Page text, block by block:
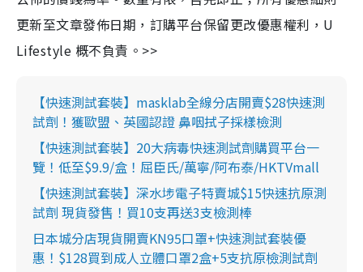
更新至文章發佈日期，訂購平台保留更改優惠權利，U
Lifestyle 概不負責。>>
【快速測試套裝】masklab全線分店開賣$28快速測
試劑！獲歐盟、英國認證 鼻咽拭子採樣檢測
【快速測試套裝】20大病毒快速測試劑購買平台一
覽！低至$9.9/盒！屈臣氏/萬寧/阿布泰/HKTVmall
【快速測試套裝】深水埗電子特賣城$15快速抗原測
試劑 現貨發售！買10支再送3支檢測棒
日本城分店現貨開賣KN95口罩+快速測試套裝優
惠！$128買到成人立體口罩2盒+5支抗原檢測試劑